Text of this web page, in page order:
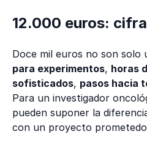
12.000 euros:
Doce mil euros no son solo
para experimentos, horas
sofisticados, pasos hacia
Para un investigador
pueden suponer la
con un proyecto